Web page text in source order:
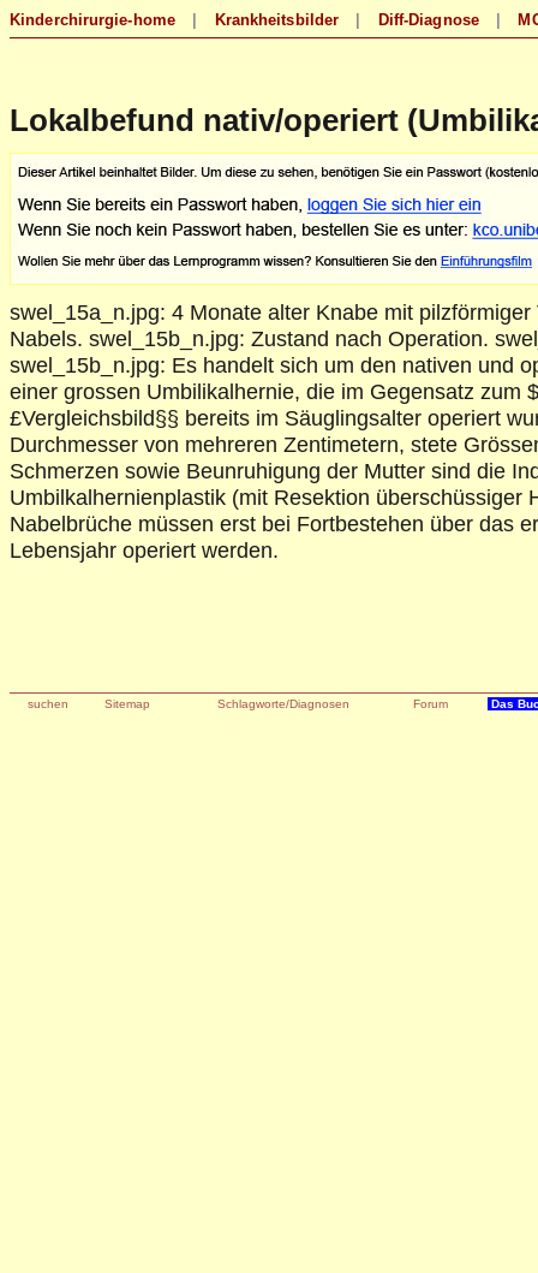
Lokalbefund nativ/operiert
swel_15a_n.jpg: 4 Monate alter Knabe mit pilzförmiger
Nabels. swel_15b_n.jpg: Zustand nach Operation.
swel_15b_n.jpg: Es handelt sich um den nativen und
einer grossen Umbilikalhernie, die im Gegensatz zum
£Vergleichsbild§§ bereits im Säuglingsalter operiert
Durchmesser von mehreren Zentimetern, stete
Schmerzen sowie Beunruhigung der Mutter sind die
Umbilkalhernienplastik (mit Resektion überschüssiger
Nabelbrüche müssen erst bei Fortbestehen über das
Lebensjahr operiert werden.